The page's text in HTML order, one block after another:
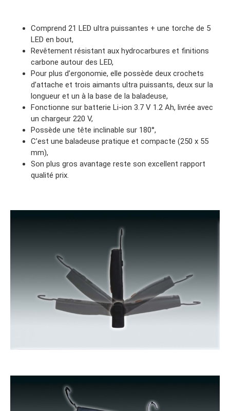
Comprend 21 LED ultra puissantes + une torche de 5
LED en bout,
Revêtement résistant aux hydrocarbures et finitions
carbone autour des LED,
Pour plus d’ergonomie, elle possède deux crochets
d’attache et trois aimants ultra puissants, deux sur la
longueur et un à la base de la baladeuse,
Fonctionne sur batterie Li-ion 3.7 V 1.2 Ah, livrée avec
un chargeur 220 V,
Possède une tête inclinable sur 180°,
C’est une baladeuse pratique et compacte (250 x 55
mm),
Son plus gros avantage reste son excellent rapport
qualité prix.